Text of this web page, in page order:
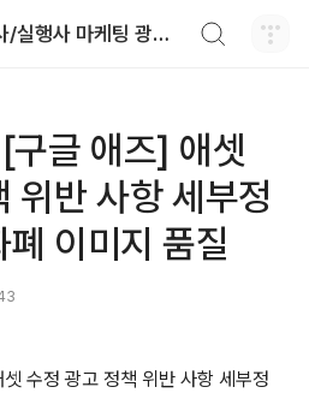
에이블 개발사/실행사 마케팅 광고 대행
글 애즈] 애셋
위반 사항 세부정
이미지 품질
수정 광고 정책 위반 사항 세부정